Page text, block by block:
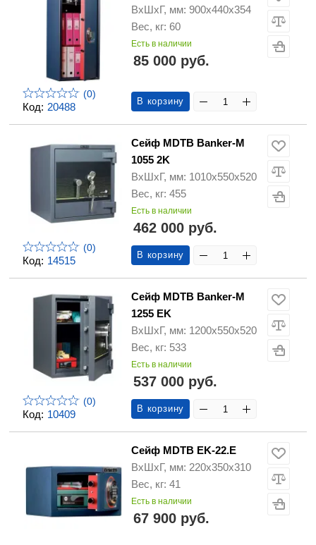
Код: 20488
(0)
ВхШхГ, мм: 900х440х354
Вес, кг: 60
Есть в наличии
85 000 руб.
В корзину
Код: 14515
(0)
Сейф MDTB Banker-M
1055 2K
ВхШхГ, мм: 1010х550х520
Вес, кг: 455
Есть в наличии
462 000 руб.
В корзину
Код: 10409
(0)
Сейф MDTB Banker-M
1255 EK
ВхШхГ, мм: 1200х550х520
Вес, кг: 533
Есть в наличии
537 000 руб.
В корзину
Сейф MDTB EK-22.E
ВхШхГ, мм: 220х350х310
Вес, кг: 41
Есть в наличии
67 900 руб.